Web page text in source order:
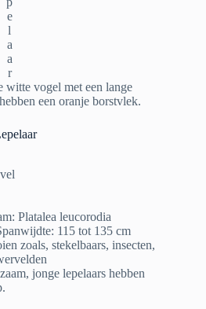
e
l
a
a
r
witte vogel met een lange
een oranje borstvlek.
Platalea leucorodia
115 tot 135 cm
zoals, stekelbaars, insecten,
jonge lepelaars hebben